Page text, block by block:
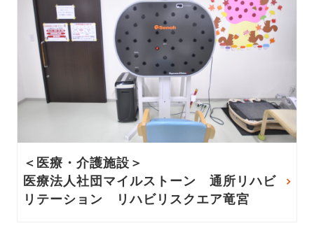
＜医療・介護施設＞
医療法人社団マイルストーン 通所リハビ
リテーション リハビリスクエア竜宮